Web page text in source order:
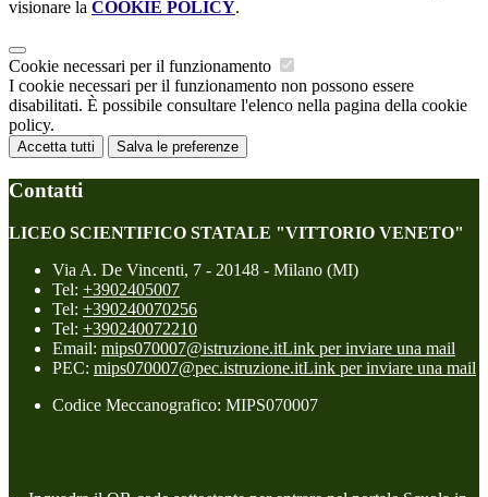
visionare la COOKIE POLICY.
Cookie necessari per il funzionamento
I cookie necessari per il funzionamento non possono essere
disabilitati. È possibile consultare l'elenco nella pagina della cookie
policy.
Accetta tutti Salva le preferenze
Contatti
LICEO SCIENTIFICO STATALE "VITTORIO VENETO"
Via A. De Vincenti, 7 - 20148 - Milano (MI)
Tel: +3902405007
Tel: +390240070256
Tel: +390240072210
Email: mips070007@istruzione.itLink per inviare una mail
PEC: mips070007@pec.istruzione.itLink per inviare una mail
Codice Meccanografico: MIPS070007